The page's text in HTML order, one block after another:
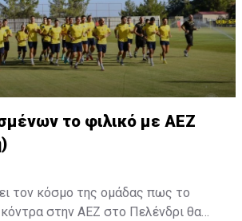
το φιλικό με ΑΕΖ
τον κόσμο της ομάδας πως το
κόντρα στην ΑΕΖ στο Πελένδρι θα